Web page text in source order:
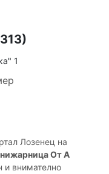
1
Лозенец на
От А
и внимателно